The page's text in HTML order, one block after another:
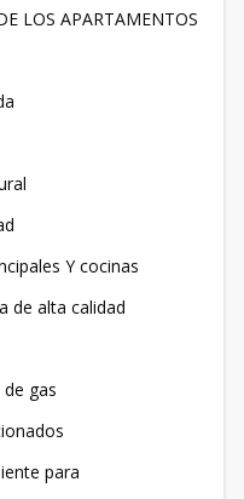
LOS APARTAMENTOS
Y cocinas
de alta calidad
gas
para